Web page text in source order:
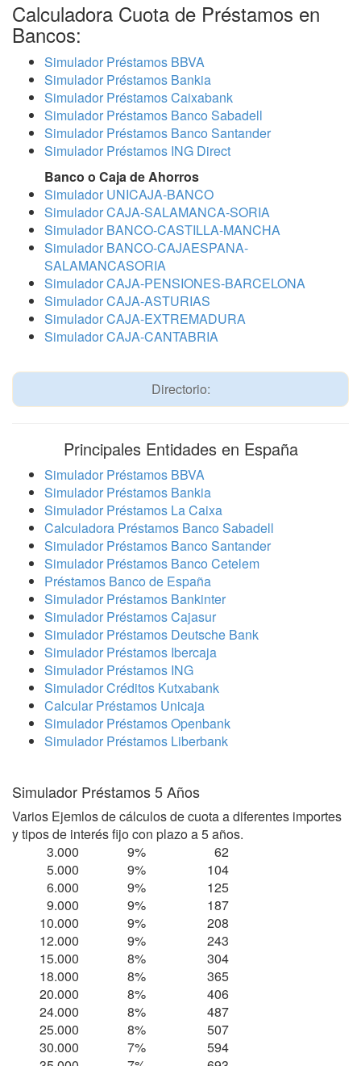
Calculadora Cuota de Préstamos en
Bancos:
Simulador Préstamos BBVA
Simulador Préstamos Bankia
Simulador Préstamos Caixabank
Simulador Préstamos Banco Sabadell
Simulador Préstamos Banco Santander
Simulador Préstamos ING Direct
Banco o Caja de Ahorros
Simulador UNICAJA-BANCO
Simulador CAJA-SALAMANCA-SORIA
Simulador BANCO-CASTILLA-MANCHA
Simulador BANCO-CAJAESPANA-
SALAMANCASORIA
Simulador CAJA-PENSIONES-BARCELONA
Simulador CAJA-ASTURIAS
Simulador CAJA-EXTREMADURA
Simulador CAJA-CANTABRIA
Directorio:
Principales Entidades en España
Simulador Préstamos BBVA
Simulador Préstamos Bankia
Simulador Préstamos La Caixa
Calculadora Préstamos Banco Sabadell
Simulador Préstamos Banco Santander
Simulador Préstamos Banco Cetelem
Préstamos Banco de España
Simulador Préstamos Bankinter
Simulador Préstamos Cajasur
Simulador Préstamos Deutsche Bank
Simulador Préstamos Ibercaja
Simulador Préstamos ING
Simulador Créditos Kutxabank
Calcular Préstamos Unicaja
Simulador Préstamos Openbank
Simulador Préstamos Liberbank
Simulador Préstamos 5 Años
Varios Ejemlos de cálculos de cuota a diferentes importes
y tipos de interés fijo con plazo a 5 años.
3.000
9%
62
5.000
9%
104
6.000
9%
125
9.000
9%
187
10.000
9%
208
12.000
9%
243
15.000
8%
304
18.000
8%
365
20.000
8%
406
24.000
8%
487
25.000
8%
507
30.000
7%
594